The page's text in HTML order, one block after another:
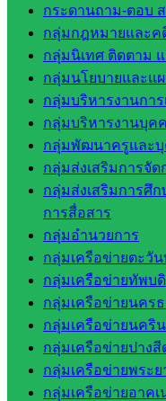
กระดานถาม-ตอบ
กลุ่มกฎหมายและค
กลุ่มนิเทศ ติดตาม
กลุ่มนโยบายและแ
กลุ่มบริหารงานกา
กลุ่มบริหารงานบุค
กลุ่มพัฒนาครูและบุ
กลุ่มส่งเสริมการจัด
กลุ่มส่งเสริมการศึ
การสื่อสาร
กลุ่มอำนวยการ
กลุ่มเครือข่ายตะวั
กลุ่มเครือข่ายทัพบ
กลุ่มเครือข่ายนคร
กลุ่มเครือข่ายนคริ
กลุ่มเครือข่ายปางสี
กลุ่มเครือข่ายพระย
กลุ่มเครือข่ายอาคเ
ในสังกัด
สพป.สระแก้ว
เขต 2
วิทยาลัย
เทคนิค
สระแก้ว
วิทยาลัย
เทคนิค
วังน้ำเย็น
กศน.สระแก้ว
เว็บไซต์
กลุ่มงาน
สำนักงาน